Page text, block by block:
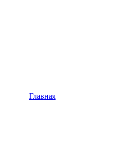
Главная